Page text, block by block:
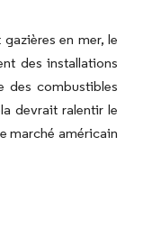
en mer, le
des installations
des combustibles
devrait ralentir le
marché américain